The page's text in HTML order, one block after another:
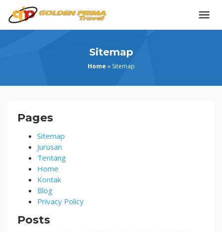
Sitemap
Home » Sitemap
Sitemap
Pages
Sitemap
Jurusan
Tentang
Home
Kontak
Blog
Privacy Policy
Posts